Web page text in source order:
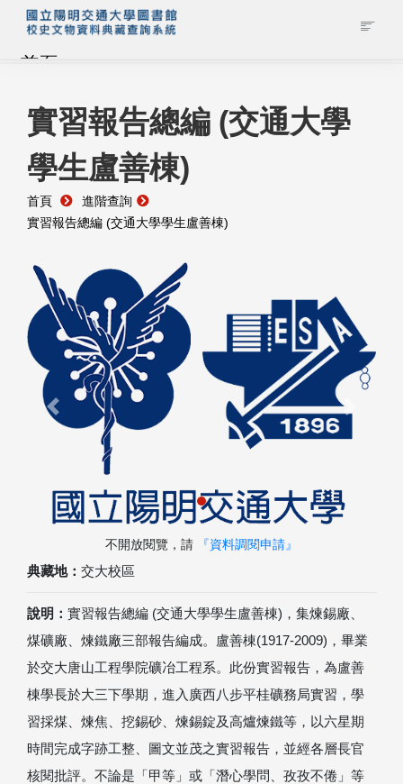
首頁
藏品查詢
校史館簡介
藏品清單全覽
資料調閱申請
管理者登入
實習報告總編 (交通大學
學生盧善棟)
首頁
進階查詢
實習報告總編 (交通大學學生盧善棟)
典藏地： 交大校區
說明： 實習報告總編 (交通大學學生盧善棟)，集煉錫廠、
煤礦廠、煉鐵廠三部報告編成。盧善棟(1917-2009)，畢業
於交大唐山工程學院礦冶工程系。此份實習報告，為盧善
棟學長於大三下學期，進入廣西八步平桂礦務局實習，學
習採煤、煉焦、挖錫砂、煉錫錠及高爐煉鐵等，以六星期
時間完成字跡工整、圖文並茂之實習報告，並經各層長官
核閱批評。不論是「甲等」或「潛心學問、孜孜不倦」等
Previous Next
不開放閱覽，請 『資料調閱申請』